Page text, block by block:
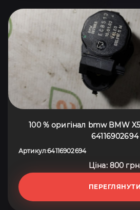
100 % оригінал bmw BMW
64116902694
Артикул:64116902694
Ціна: 800
ПЕРЕГЛЯНУТИ